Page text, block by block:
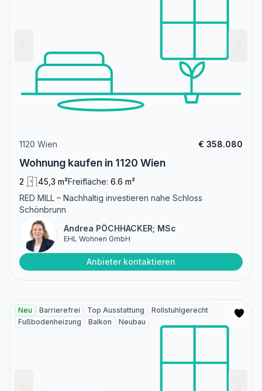
1120 Wien € 358.080
Wohnung kaufen in 1120 Wien
2 45,3 m²Freifläche: 6.6 m²
RED MILL – Nachhaltig investieren nahe Schloss
Schönbrunn
Andrea PÖCHHACKER; MSc
EHL Wohnen GmbH
Anbieter kontaktieren
Neu Barrierefrei Top Ausstattung
Rollstuhlgerecht
Fußbodenheizung
Balkon Neubau